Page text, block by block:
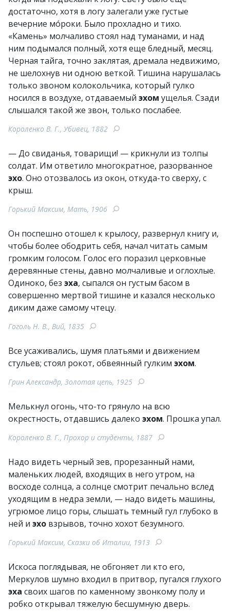
достаточно, хотя в логу залегали уже густые
вечерние мóроки. Было прохладно и тихо.
«Камень» молчаливо стоял над туманами, и над
ним подымался полный, хотя еще бледный, месяц.
Черная тайга, точно заклятая, дремала недвижимо,
не шелохнув ни одною веткой. Тишина нарушалась
только звоном колокольчика, который гулко
носился в воздухе, отдаваемый эхом ущелья. Сзади
слышался такой же звон, только послабее.
Короленко В. Г., Убивец, 1882
— До свиданья, товарищи! — крикнули из толпы
солдат. Им ответило многократное, разорванное
эхо. Оно отозвалось из окон, откуда-то сверху, с
крыш.
Горький Максим, Мать, 1906
Он поспешно отошел к крылосу, развернул книгу и,
чтобы более ободрить себя, начал читать самым
громким голосом. Голос его поразил церковные
деревянные стены, давно молчаливые и оглохлые.
Одиноко, без эха, сыпался он густым басом в
совершенно мертвой тишине и казался несколько
диким даже самому чтецу.
Гоголь Н. В., Вий, 1835
Все усаживались, шумя платьями и движением
стульев; стоял рокот, обвеянный гулким эхом.
Грин Александр, Золотая цепь, 1925
Мелькнул огонь, что-то грянуло на всю
окрестность, отдавшись далеко эхом. Прошка упал.
Короленко В. Г., Прохор и студенты, 1887
Надо видеть черный зев, прорезанный нами,
маленьких людей, входящих в него утром, на
восходе солнца, а солнце смотрит печально вслед
уходящим в недра земли, — надо видеть машины,
угрюмое лицо горы, слышать темный гул глубоко в
ней и эхо взрывов, точно хохот безумного.
Горький Максим, Сказки об Италии, 1913
Искоса поглядывая, не обгоняет ли кто его,
Меркулов шумно входил в притвор, пугался глухого
эха своих шагов по каменному звонкому полу и
робко открывал тяжелую бесшумную дверь.